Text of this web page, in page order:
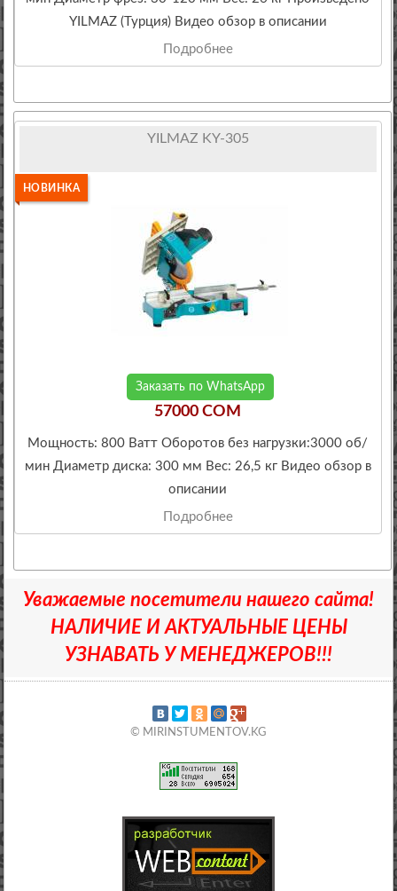
YILMAZ (Турция) Видео обзор в описании
Подробнее
YILMAZ KY-305
НОВИНКА
Заказать по WhatsApp
57000 COM
Мощность: 800 Ватт Оборотов без нагрузки:3000 об/
мин Диаметр диска: 300 мм Вес: 26,5 кг Видео обзор в
описании
Подробнее
Уважаемые посетители нашего сайта!
НАЛИЧИЕ И АКТУАЛЬНЫЕ ЦЕНЫ
УЗНАВАТЬ У МЕНЕДЖЕРОВ!!!
© MIRINSTUMENTOV.KG